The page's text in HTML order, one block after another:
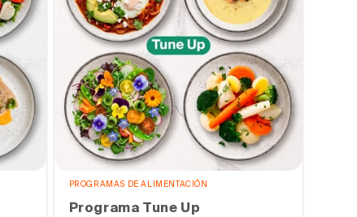
PROGRAMAS DE ALIMENTACIÓN
Programa Tune Up